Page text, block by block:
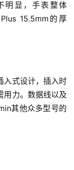
明显，手表整体
15.5mm的厚
入式设计，插入时
用力。数据线以及
其他众多型号的